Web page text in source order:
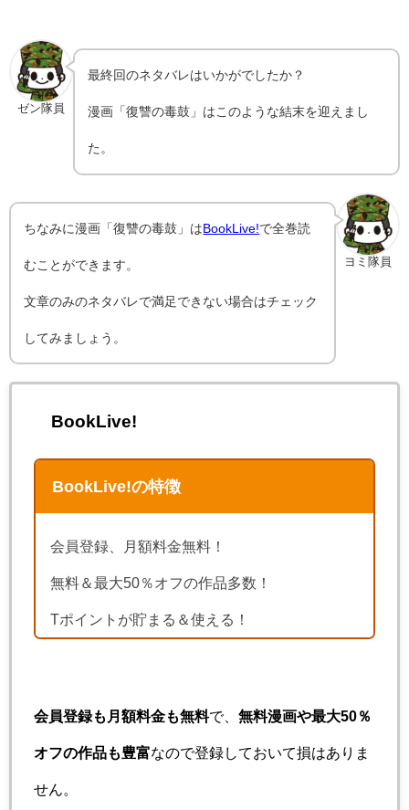
ゼン隊員
最終回のネタバレはいかがでしたか？
漫画「復讐の毒鼓」はこのような結末を迎えまし
た。
ヨミ隊員
ちなみに漫画「復讐の毒鼓」は BookLive!で全巻読
むことができます。
文章のみのネタバレで満足できない場合はチェック
してみましょう。
BookLive!
BookLive!の特徴
会員登録、月額料金無料！
無料＆最大50％オフの作品多数！
Tポイントが貯まる＆使える！
会員登録も月額料金も無料で、 無料漫画や最大50％
オフの作品も豊富なので登録しておいて損はありま
せん。